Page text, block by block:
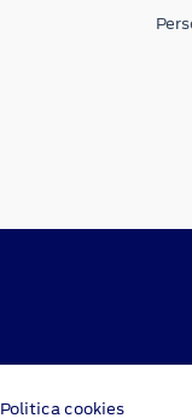
Politica cookies